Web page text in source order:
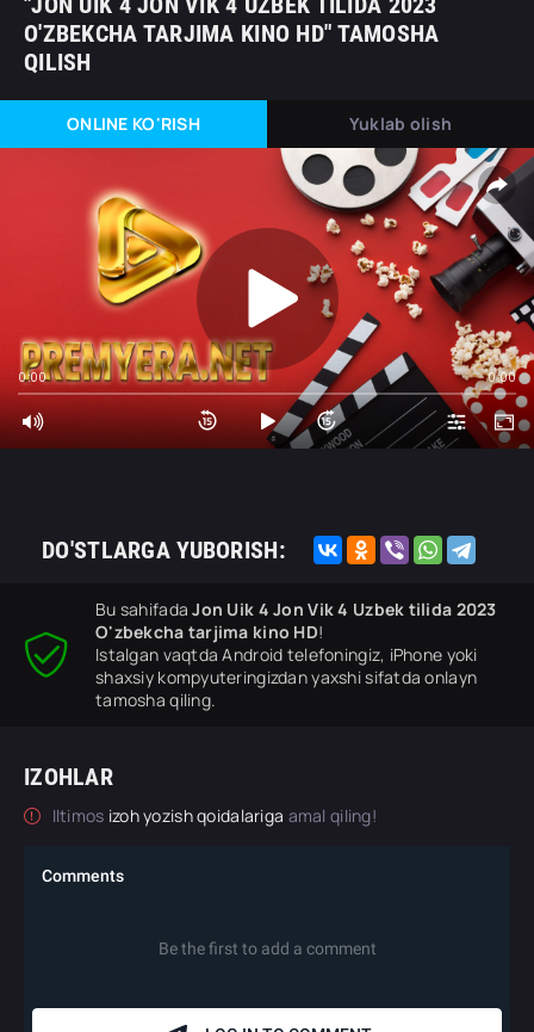
O'ZBEKCHA TARJIMA KINO HD" TAMOSHA
QILISH
ONLINE KO'RISH Yuklab olish
0:00 0:00
DO'STLARGA YUBORISH:
Bu sahifadaJon Uik 4 Jon Vik 4 Uzbek tilida 2023
O'zbekcha tarjima kino HD!
Istalgan vaqtda Android telefoningiz, iPhone yoki
shaxsiy kompyuteringizdan yaxshi sifatda onlayn
tamosha qiling.
IZOHLAR
Iltimos izoh yozish qoidalariga amal qiling!